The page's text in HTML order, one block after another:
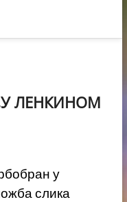
ЛЕНКИНОМ
у
слика